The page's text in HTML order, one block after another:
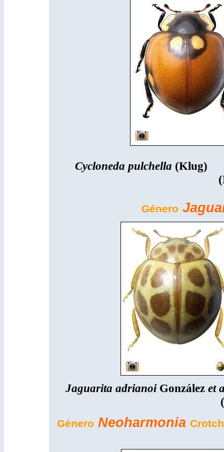
Cycloneda pulchella (Klug)
Género
Jaguarita adrianoi González et
Género Neoharmonia